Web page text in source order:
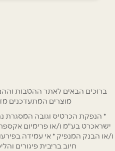
נושא*
מוצרים המתעדכנים
* הנפקת הכרטיס וגובה המסגרת
ישראכרט בע"מ ו/או פרימיום
ו/או הבנק המנפיק * אי עמידה
חיוב בריבית פיגורים